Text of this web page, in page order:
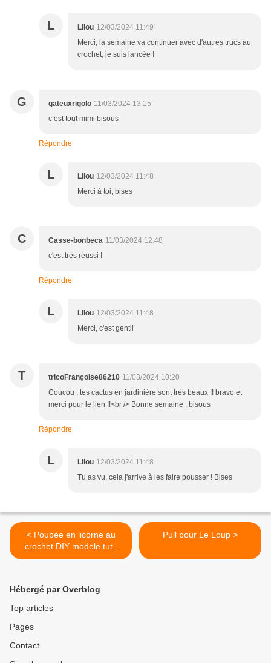
L Lilou 12/03/2024 11:49
Merci, la semaine va continuer avec d'autres trucs au
crochet, je suis lancée !
G gateuxrigolo 11/03/2024 13:15
c est tout mimi bisous
Répondre
L Lilou 12/03/2024 11:48
Merci à toi, bises
C Casse-bonbeca 11/03/2024 12:48
c'est très réussi !
Répondre
L Lilou 12/03/2024 11:48
Merci, c'est gentil
T tricoFrançoise86210 11/03/2024 10:20
Coucou , tes cactus en jardinière sont très beaux !! bravo et
merci pour le lien !!<br /> Bonne semaine , bisous
Répondre
L Lilou 12/03/2024 11:48
Tu as vu, cela j'arrive à les faire pousser ! Bises
< Poupée en licorne au
crochet DIY modele tuto
gratuit
Pull pour Le Loup >
Hébergé par Overblog
Top articles
Pages
Contact